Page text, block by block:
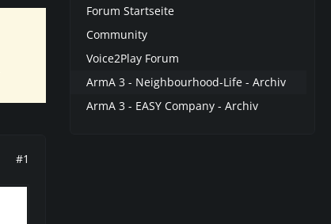
#1
Forum Startseite
Community
Voice2Play Forum
ArmA 3 - Neighbourhood-Life - Archiv
ArmA 3 - EASY Company - Archiv